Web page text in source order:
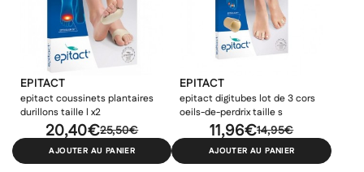
EPITACT
epitact coussinets plantaires
durillons taille l x2
25,50€
20,40€
AJOUTER AU PANIER
EPITACT
epitact digitubes lot de 3 cors
oeils-de-perdrix taille s
14,95€
11,96€
AJOUTER AU PANIER
Ajouter à ma liste d'envies ×
Créer une nouvelle liste
((modalTitle))
((confirmMessage))
Créer une liste d'envies
Nom de la liste d'envies
Connexion
Vous devez être connecté pour ajouter des produits à votre
liste d'envies.